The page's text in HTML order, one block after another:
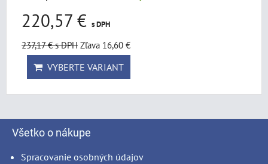
220,57 € s DPH
237,17 €s DPH Zľava 16,60 €
VYBERTE VARIANT
Všetko o nákupe
Spracovanie osobných údajov